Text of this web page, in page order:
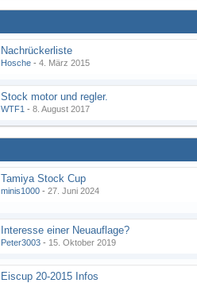
Nachrückerliste
Hosche - 4. März 2015
Stock motor und regler.
WTF1 - 8. August 2017
Tamiya Stock Cup
minis1000 - 27. Juni 2024
Interesse einer Neuauflage?
Peter3003 - 15. Oktober 2019
Eiscup 20-2015 Infos